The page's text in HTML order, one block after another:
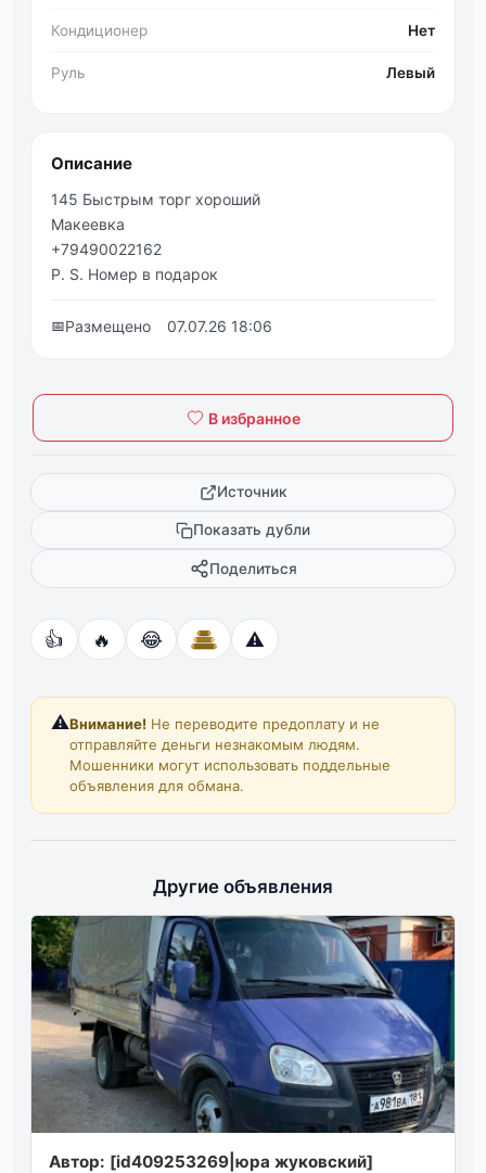
Кондиционер Нет
Руль Левый
Описание
145 Быстрым торг хороший
Макеевка
+79490022162
P. S. Номер в подарок
📅Размещено 07.07.26 18:06
В избранное
Источник
Показать дубли
Поделиться
👍 🔥 😂 ⚠️
⚠️Внимание! Не переводите предоплату и не
отправляйте деньги незнакомым людям.
Мошенники могут использовать поддельные
объявления для обмана.
Другие объявления
Автор: [id409253269|юра жуковский]